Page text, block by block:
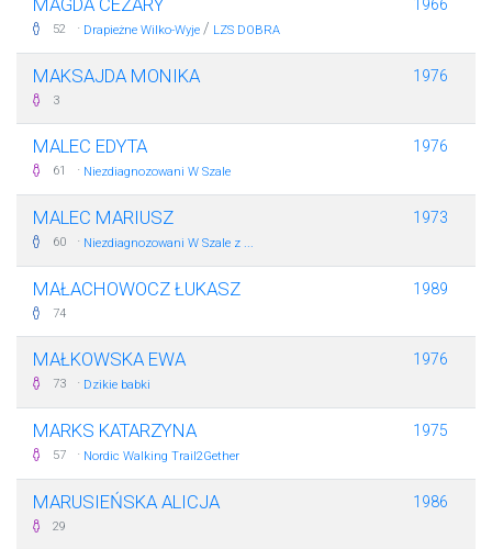
MAGDA CEZARY
52 · Drapieżne Wilko-Wyje / LZS DOBRA
1966
MAKSAJDA MONIKA
3
1976
MALEC EDYTA
61 · Niezdiagnozowani W Szale
1976
MALEC MARIUSZ
60 · Niezdiagnozowani W Szale z ...
1973
MAŁACHOWOCZ ŁUKASZ
74
1989
MAŁKOWSKA EWA
73 · Dzikie babki
1976
MARKS KATARZYNA
57 · Nordic Walking Trail2Gether
1975
MARUSIEŃSKA ALICJA
29
1986